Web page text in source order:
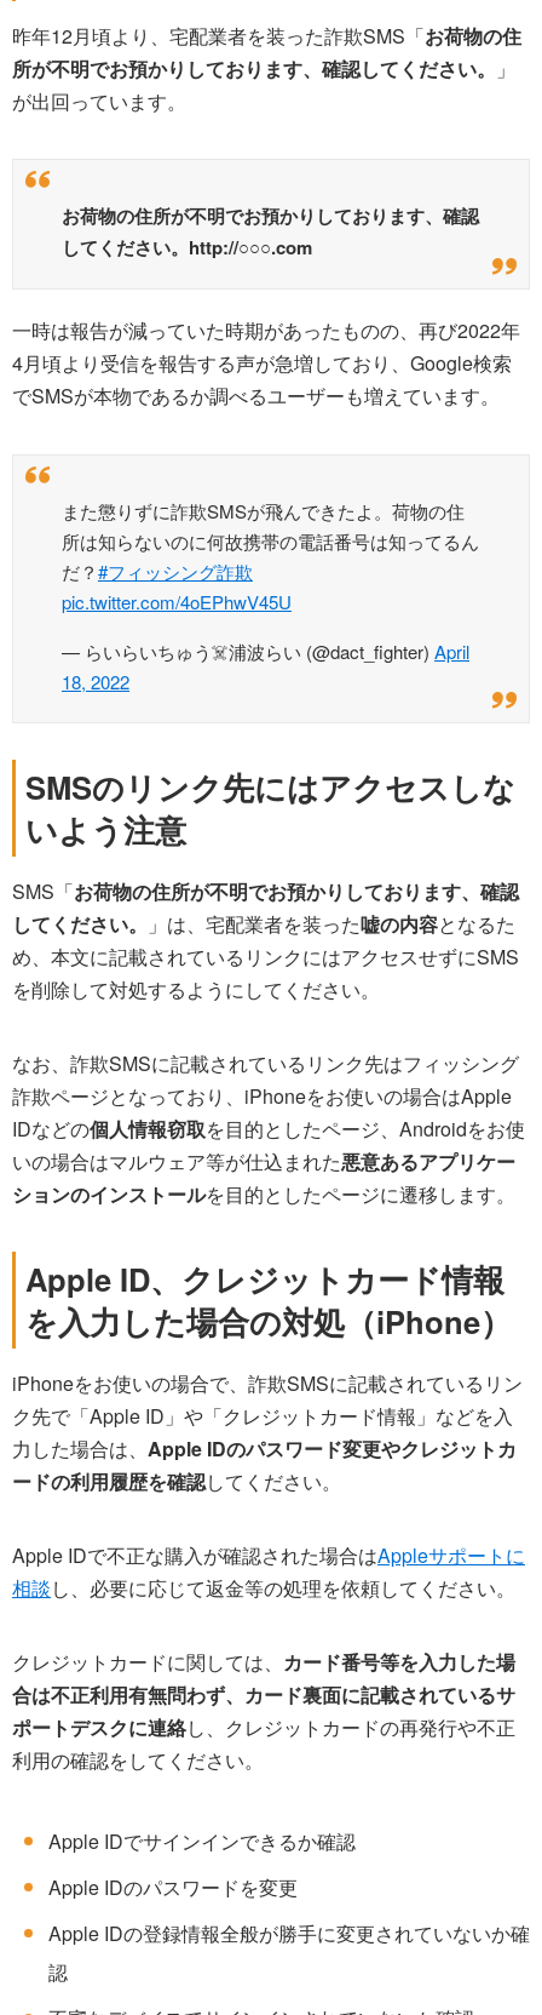
昨年12月頃より、宅配業者を装った詐欺SMS「お荷物の住
所が不明でお預かりしております、確認してください。
」
が出回っています。
お荷物の住所が不明でお預かりしております、確認
してください。http://○○○.com
一時は報告が減っていた時期があったものの、再び2022年
4月頃より受信を報告する声が急増しており、Google検索
でSMSが本物であるか調べるユーザーも増えています。
また懲りずに詐欺SMSが飛んできたよ。荷物の住
所は知らないのに何故携帯の電話番号は知ってるん
だ？#フィッシング詐欺
pic.twitter.com/4oEPhwV45U
— らいらいちゅう☠️浦波らい (@dact_fighter) April
18, 2022
SMSのリンク先にはアクセスしな
いよう注意
SMS「お荷物の住所が不明でお預かりしております、確認
してください。
」は、宅配業者を装った嘘の内容となるた
め、本文に記載されているリンクにはアクセスせずにSMS
を削除して対処するようにしてください。
なお、詐欺SMSに記載されているリンク先はフィッシング
詐欺ページとなっており、iPhoneをお使いの場合はApple
IDなどの個人情報窃取を目的としたページ、Androidをお使
いの場合はマルウェア等が仕込まれた悪意あるアプリケー
ションのインストールを目的としたページに遷移します。
Apple ID、クレジットカード情報
を入力した場合の対処（iPhone）
iPhoneをお使いの場合で、詐欺SMSに記載されているリン
ク先で「Apple ID」や「クレジットカード情報」などを入
力した場合は、 Apple IDのパスワード変更やクレジットカ
ードの利用履歴を確認してください。
Apple IDで不正な購入が確認された場合はAppleサポートに
相談し、必要に応じて返金等の処理を依頼してください。
クレジットカードに関しては、 カード番号等を入力した場
合は不正利用有無問わず、カード裏面に記載されているサ
ポートデスクに連絡し、クレジットカードの再発行や不正
利用の確認をしてください。
Apple IDでサインインできるか確認
Apple IDのパスワードを変更
Apple IDの登録情報全般が勝手に変更されていないか確
認